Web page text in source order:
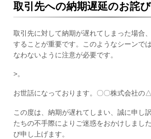
取引先への納期遅延のお詫び
取引先に対して納期が遅れてしまった場合
することが重要です。このようなシーンで
なわないように注意が必要です。
>。
お世話になっております。〇〇株式会社の
この度は、納期が遅れてしまい、誠に申し
たちの不手際によりご迷惑をおかけしまし
び申し上げます。